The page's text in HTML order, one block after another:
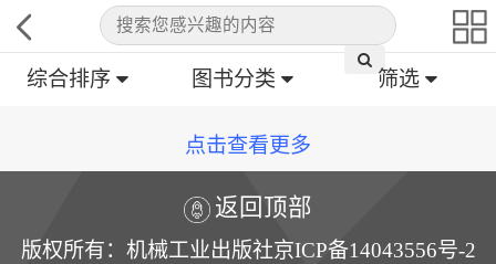
综合排序 图书分类 筛选
点击查看更多
返回顶部
版权所有：机械工业出版社京ICP备14043556号-2